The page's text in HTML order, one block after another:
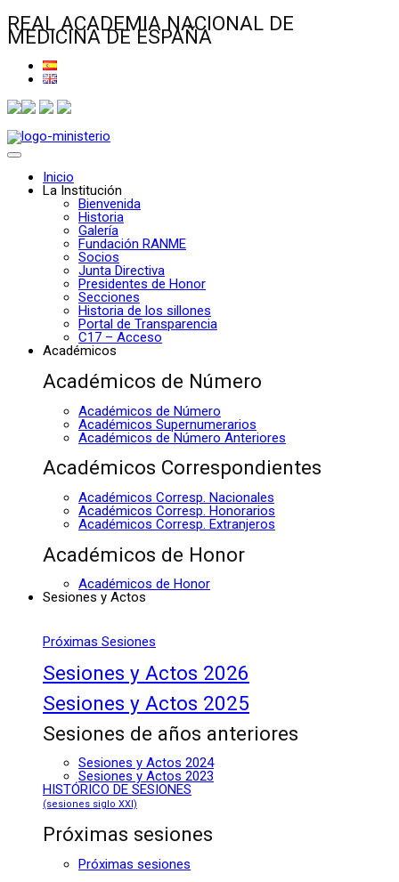
REAL ACADEMIA NACIONAL DE
MEDICINA DE ESPAÑA
Inicio
La Institución
Bienvenida
Historia
Galería
Fundación RANME
Socios
Junta Directiva
Presidentes de Honor
Secciones
Historia de los sillones
Portal de Transparencia
C17 – Acceso
Académicos
Académicos de Número
Académicos de Número
Académicos Supernumerarios
Académicos de Número Anteriores
Académicos Correspondientes
Académicos Corresp. Nacionales
Académicos Corresp. Honorarios
Académicos Corresp. Extranjeros
Académicos de Honor
Académicos de Honor
Sesiones y Actos
Próximas Sesiones
Sesiones y Actos 2026
Sesiones y Actos 2025
Sesiones de años anteriores
Sesiones y Actos 2024
Sesiones y Actos 2023
HISTÓRICO DE SESIONES
(sesiones siglo XXI)
Próximas sesiones
Próximas sesiones